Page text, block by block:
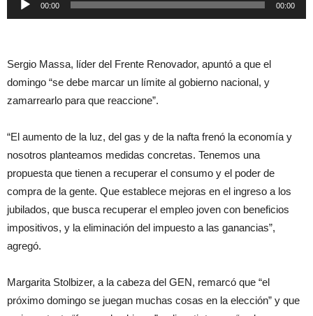
de
00:00 00:00
Sergio Massa, líder del Frente Renovador, apuntó a que el
domingo “se debe marcar un límite al gobierno nacional, y
zamarrearlo para que reaccione”.
“El aumento de la luz, del gas y de la nafta frenó la economía y
nosotros planteamos medidas concretas. Tenemos una
propuesta que tienen a recuperar el consumo y el poder de
compra de la gente. Que establece mejoras en el ingreso a los
jubilados, que busca recuperar el empleo joven con beneficios
impositivos, y la eliminación del impuesto a las ganancias”,
agregó.
Margarita Stolbizer, a la cabeza del GEN, remarcó que “el
próximo domingo se juegan muchas cosas en la elección” y que